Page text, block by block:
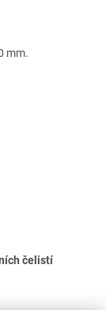
mm.
čelistí